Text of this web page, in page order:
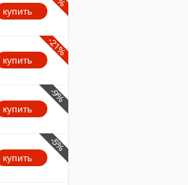
купить
-21%
купить
-9%
купить
-5%
купить